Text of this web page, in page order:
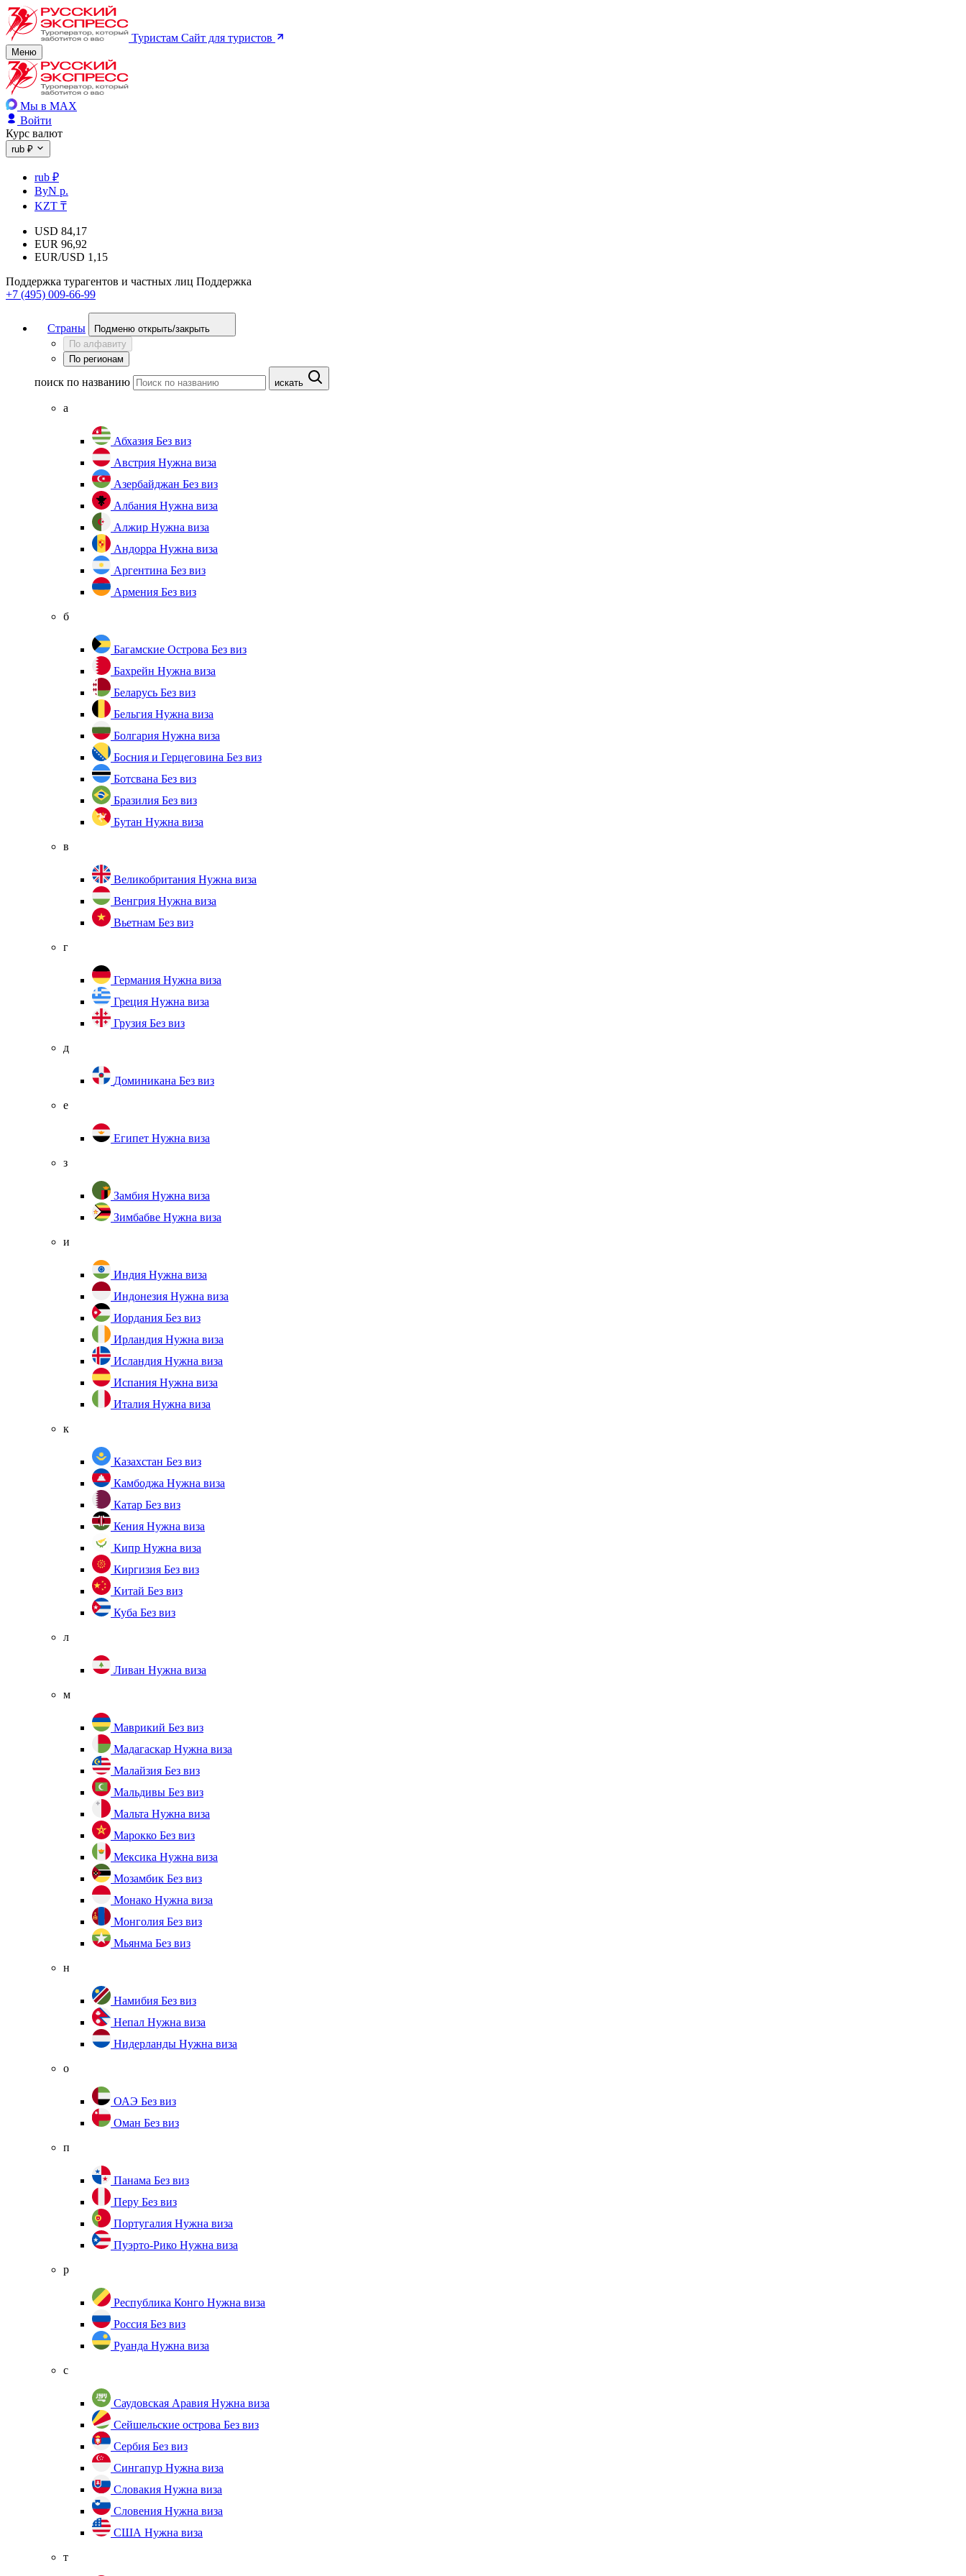
Туристам Сайт для туристов
Меню
Мы в MAX
Войти
Курс валют
rub ₽
rub ₽
ByN р.
KZT ₸
USD 84,17
EUR 96,92
EUR/USD 1,15
Поддержка турагентов и частных лиц Поддержка
+7 (495) 009-66-99
Страны
Подменю открыть/закрыть
По алфавиту
По регионам
поиск по названию искать
а
Абхазия Без виз
Австрия Нужна виза
Азербайджан Без виз
Албания Нужна виза
Алжир Нужна виза
Андорра Нужна виза
Аргентина Без виз
Армения Без виз
б
Багамские Острова Без виз
Бахрейн Нужна виза
Беларусь Без виз
Бельгия Нужна виза
Болгария Нужна виза
Босния и Герцеговина Без виз
Ботсвана Без виз
Бразилия Без виз
Бутан Нужна виза
в
Великобритания Нужна виза
Венгрия Нужна виза
Вьетнам Без виз
г
Германия Нужна виза
Греция Нужна виза
Грузия Без виз
д
Доминикана Без виз
е
Египет Нужна виза
з
Замбия Нужна виза
Зимбабве Нужна виза
и
Индия Нужна виза
Индонезия Нужна виза
Иордания Без виз
Ирландия Нужна виза
Исландия Нужна виза
Испания Нужна виза
Италия Нужна виза
к
Казахстан Без виз
Камбоджа Нужна виза
Катар Без виз
Кения Нужна виза
Кипр Нужна виза
Киргизия Без виз
Китай Без виз
Куба Без виз
л
Ливан Нужна виза
м
Маврикий Без виз
Мадагаскар Нужна виза
Малайзия Без виз
Мальдивы Без виз
Мальта Нужна виза
Марокко Без виз
Мексика Нужна виза
Мозамбик Без виз
Монако Нужна виза
Монголия Без виз
Мьянма Без виз
н
Намибия Без виз
Непал Нужна виза
Нидерланды Нужна виза
о
ОАЭ Без виз
Оман Без виз
п
Панама Без виз
Перу Без виз
Португалия Нужна виза
Пуэрто-Рико Нужна виза
р
Республика Конго Нужна виза
Россия Без виз
Руанда Нужна виза
с
Саудовская Аравия Нужна виза
Сейшельские острова Без виз
Сербия Без виз
Сингапур Нужна виза
Словакия Нужна виза
Словения Нужна виза
США Нужна виза
т